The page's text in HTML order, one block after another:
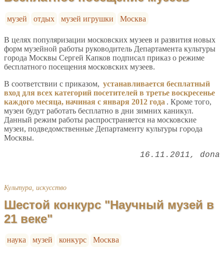
музей отдых музей игрушки Москва
В целях популяризации московских музеев и развития новых
форм музейной работы руководитель Департамента культуры
города Москвы Сергей Капков подписал приказ о режиме
бесплатного посещения московских музеев.
В соответствии с приказом, устанавливается бесплатный
вход для всех категорий посетителей в третье воскресенье
каждого месяца, начиная с января 2012 года . Кроме того,
музеи будут работать бесплатно в дни зимних каникул.
Данный режим работы распространяется на московские
музеи, подведомственные Департаменту культуры города
Москвы.
16.11.2011 dona
Культура, искусство
Шестой конкурс "Научный музей в
21 веке"
наука музей конкурс Москва